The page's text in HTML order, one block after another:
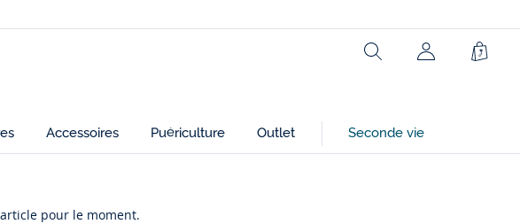
!
Rechercher
Mon
Accessoires Puériculture Outlet Seconde vie
pour le moment.